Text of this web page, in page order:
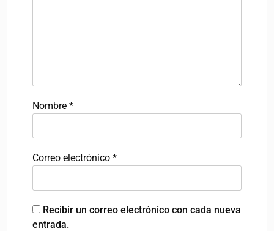
Nombre *
Correo electrónico *
Recibir un correo electrónico con cada nueva
entrada.